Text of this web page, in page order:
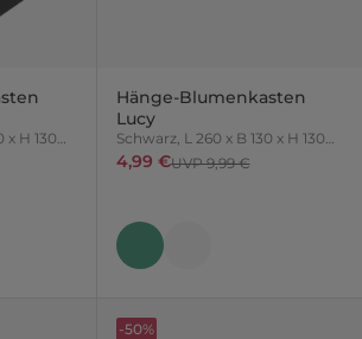
Hänge-Blumenkasten
Lucy
Schwarz, L 260 x B 130 x H 130
mm
4,99 €UVP 9,99 €
-50%